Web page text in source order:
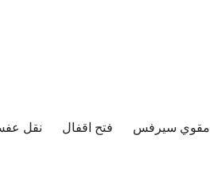
مقوي سيرفس فتح اقفال نقل